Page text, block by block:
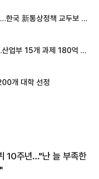
한국 新통상정책 교두보 활
업부 15개 과제 180억 지
개 대학 선정
10주년…"난 늘 부족한